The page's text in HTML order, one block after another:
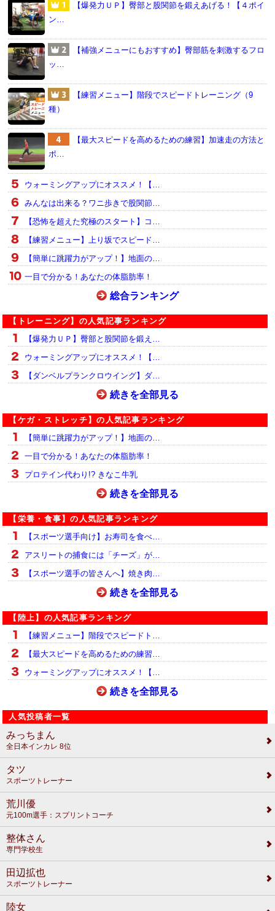
【爆発力ＵＰ】臀部と股関節を鍛えあげる！【４ポイ
ン…
【補強メニューにもおすすめ】臀部筋を刺激するフロ
ッ…
【練習メニュー】階段でスピードトレーニング（9
種）
【最大スピードを高めるための練習】加速走の方法と
ポ…
ウォーミングアップにオススメ！【…
みんなは出来る？ワニ歩きで股関節…
【恐怖を超えた究極のスタート】コ…
【練習メニュー】上り坂でスピード…
【簡単に跳躍力がアップ！】地面の…
一目で分かる！あなたの体脂肪率！
総合ランキング
【トレーニング】の人気記事ランキング
【爆発力ＵＰ】臀部と股関節を鍛え…
ウォーミングアップにオススメ！【…
【ダンベルプランクロウイング】ダ…
続きを全部見る
【ケガ・ストレッチ】の人気記事ランキング
【簡単に跳躍力がアップ！】地面の…
一目で分かる！あなたの体脂肪率！
プロテイン代わり!? きなこ牛乳
続きを全部見る
【栄養・食事】の人気記事ランキング
【スポーツ選手向け】お寿司を食べ…
アスリートの捕食には「チーズ」が…
【スポーツ選手の皆さんへ】焼き肉…
続きを全部見る
【陸上】の人気記事ランキング
【練習メニュー】階段でスピードト…
【最大スピードを高めるための練習…
ウォーミングアップにオススメ！【…
続きを全部見る
人気投稿者一覧
みっちまん
全日本インカレ 8位
タツ
スポーツトレーナー
荒川優
元100m選手：スプリントコーチ
整体さん
専門学校生
田辺拡也
スポーツトレーナー
陸女